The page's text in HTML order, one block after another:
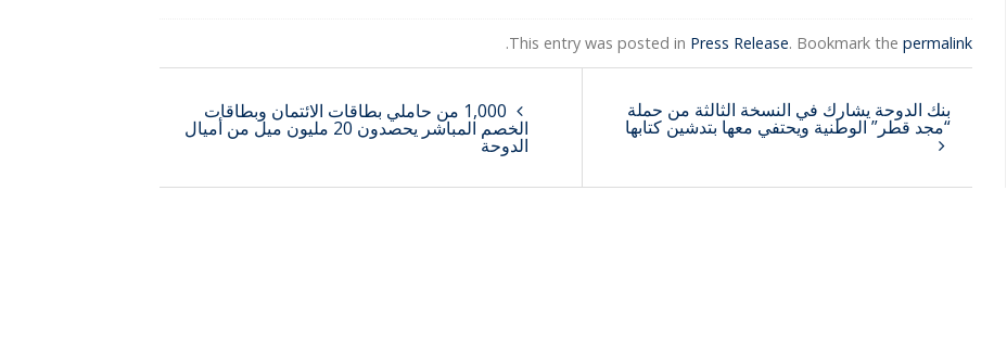
This entry was posted in Press Release. Bookmark the permalink
.
1,000 من حاملي بطاقات الائتمان وبطاقات
الخصم المباشر يحصدون 20 مليون ميل من أميال
الدوحة
بنك الدوحة يشارك في النسخة الثالثة من حملة
“مجد قطر” الوطنية ويحتفي معها بتدشين كتابها